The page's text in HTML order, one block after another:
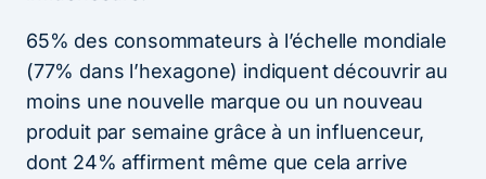
65% des consommateurs à l’échelle mondiale
(77% dans l’hexagone) indiquent découvrir au
moins une nouvelle marque ou un nouveau
produit par semaine grâce à un influenceur,
dont 24% affirment même que cela arrive